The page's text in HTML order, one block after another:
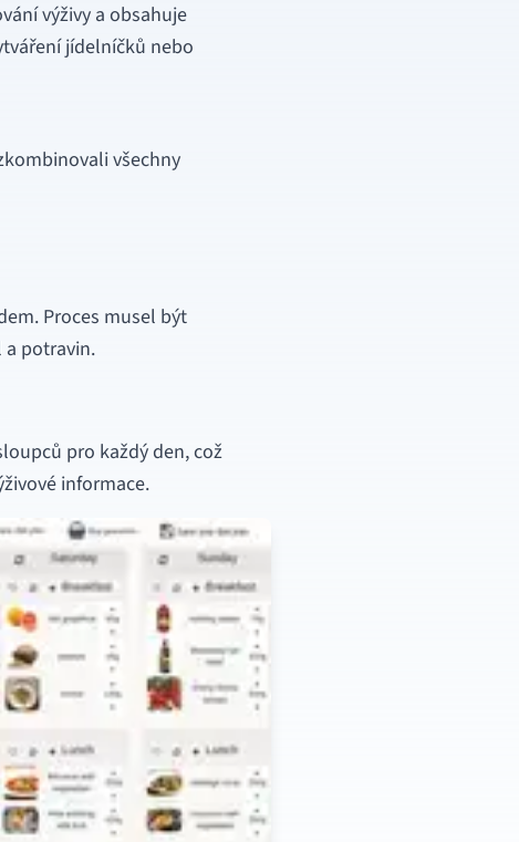
výživy a obsahuje
jídelníčků nebo
všechny
Proces musel být
a potravin.
pro každý den, což
informace.